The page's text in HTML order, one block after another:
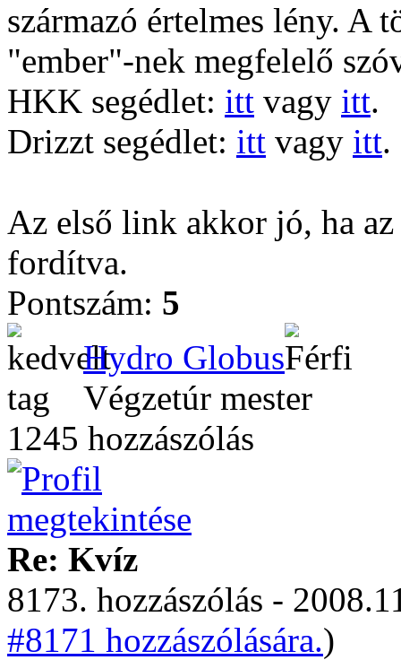
származó értelmes lény. A
"ember"-nek megfelelő
HKK segédlet: itt vagy itt.
Drizzt segédlet: itt vagy itt.
Az első link akkor jó, ha
fordítva.
Pontszám: 5
Hydro Globus
Végzetúr mester
1245 hozzászólás
Re: Kvíz
8173. hozzászólás -
#8171 hozzászólására.)